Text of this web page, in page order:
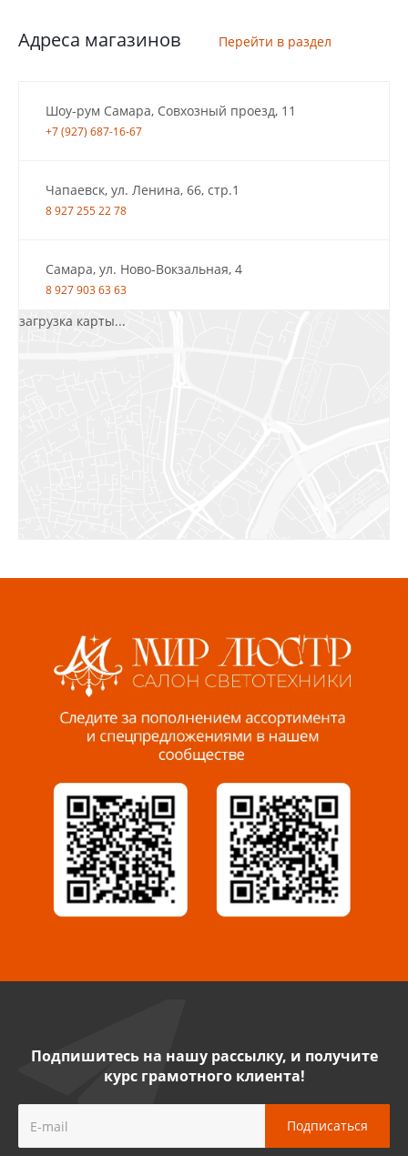
Адреса магазинов Перейти в раздел
Шоу-рум Самара, Совхозный проезд, 11
+7 (927) 687-16-67
Чапаевск, ул. Ленина, 66, стр.1
8 927 255 22 78
Самара, ул. Ново-Вокзальная, 4
8 927 903 63 63
Пенза, ул. Пролетарская, 61 ТЦ "Стройбери"
Миасс, ул. Романенко, 95
8 922 500 30 39
Сызрань, ул. Декабристов, 1А
8 927 009 54 63
Саратов, ул. Танкистов, 37 (БЦ «Дикомп»)
Нефтекамск, ул. Ленина, 62
8 927 960 61 02
загрузка карты...
Подпишитесь на нашу рассылку, и получите
курс грамотного клиента!